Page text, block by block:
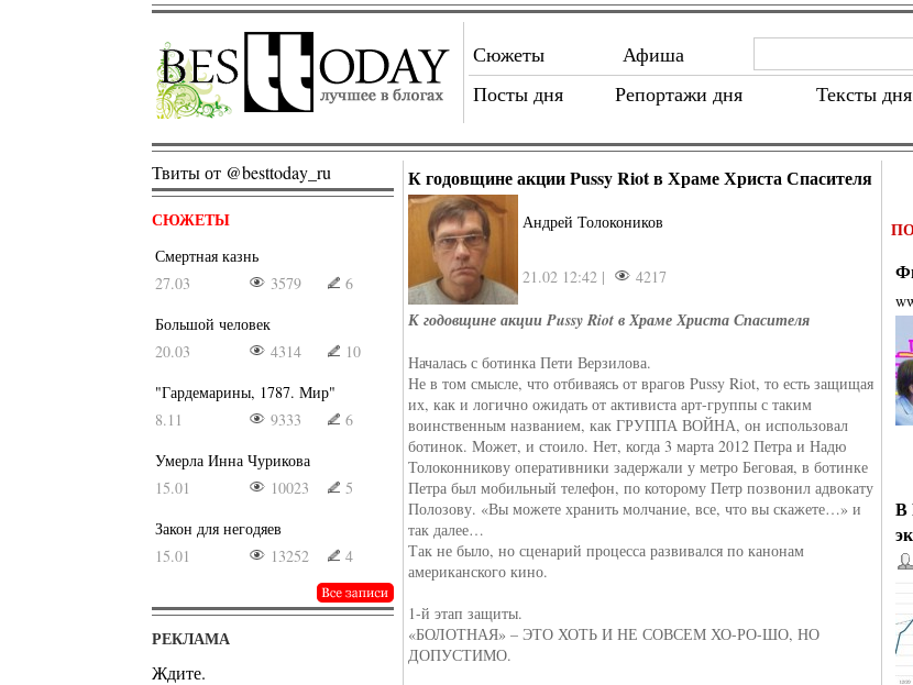
Сюжеты
Афиша
Посты дня
Репортажи дня Тексты дня
Твиты от @besttoday_ru
СЮЖЕТЫ
Смертная казнь
27.03
3579
6
Большой человек
20.03
4314
10
"Гардемарины, 1787. Мир"
8.11
9333
6
Умерла Инна Чурикова
15.01
10023
5
Закон для негодяев
15.01
13252 4
РЕКЛАМА
Ждите.
К годовщине акции Pussy Riot в Храме Христа Спасителя
Андрей Толокоников
21.02 12:42 | 4217
К годовщине акции Pussy Riot в Храме Христа Спасителя
Началась с ботинка Пети Верзилова.
Не в том смысле, что отбиваясь от врагов Pussy Riot, то есть защищая
их, как и логично ожидать от активиста арт-группы с таким
воинственным названием, как ГРУППА ВОЙНА, он использовал
ботинок. Может, и стоило. Нет, когда 3 марта 2012 Петра и Надю
Толоконникову оперативники задержали у метро Беговая, в ботинке
Петра был мобильный телефон, по которому Петр позвонил адвокату
Полозову. «Вы можете хранить молчание, все, что вы скажете…» и
так далее…
Так не было, но сценарий процесса развивался по канонам
американского кино.
1-й этап защиты.
«БОЛОТНАЯ» – ЭТО ХОТЬ И НЕ СОВСЕМ ХО-РО-ШО, НО
ДОПУСТИМО.
В